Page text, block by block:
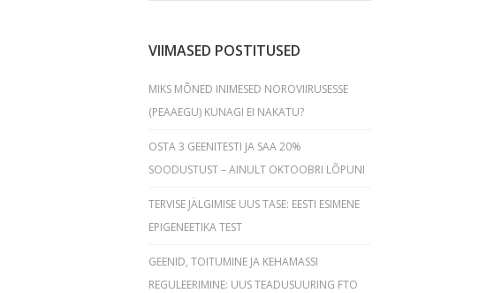
VIIMASED POSTITUSED
MIKS MÕNED INIMESED NOROVIIRUSESSE
(PEAAEGU) KUNAGI EI NAKATU?
OSTA 3 GEENITESTI JA SAA 20%
SOODUSTUST – AINULT OKTOOBRI LÕPUNI
TERVISE JÄLGIMISE UUS TASE: EESTI ESIMENE
EPIGENEETIKA TEST
GEENID, TOITUMINE JA KEHAMASSI
REGULEERIMINE: UUS TEADUSUURING FTO